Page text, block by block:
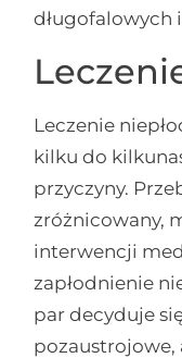
długofalowych
Leczenie
kilku do
przyczyny.
zróżnicowany,
interwencji
zapłodnienie
par decyduje
pozaustrojowe,